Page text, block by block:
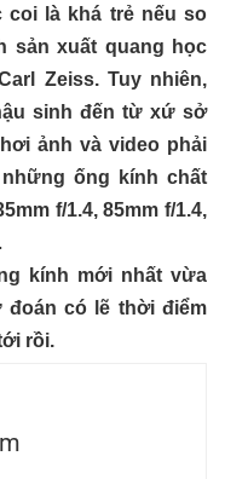
coi là khá trẻ nếu so
sản xuất quang học
Zeiss. Tuy nhiên,
sinh đến từ xứ sở
ảnh và video phải
ống kính chất
f/1.4, 85mm f/1.4,
kính mới nhất vừa
có lẽ thời điểm
rồi.